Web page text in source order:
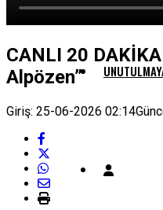
CANLI 20
Alpözen”
Giriş: 25-06-2026 02:14